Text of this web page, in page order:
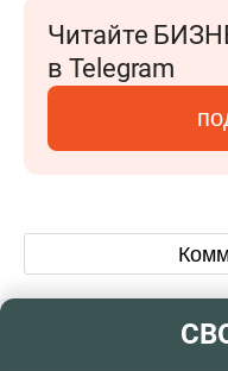
Читайте
в Telegram